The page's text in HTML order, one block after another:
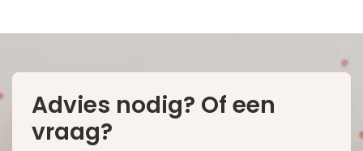
Advies nodig? Of een
vraag?